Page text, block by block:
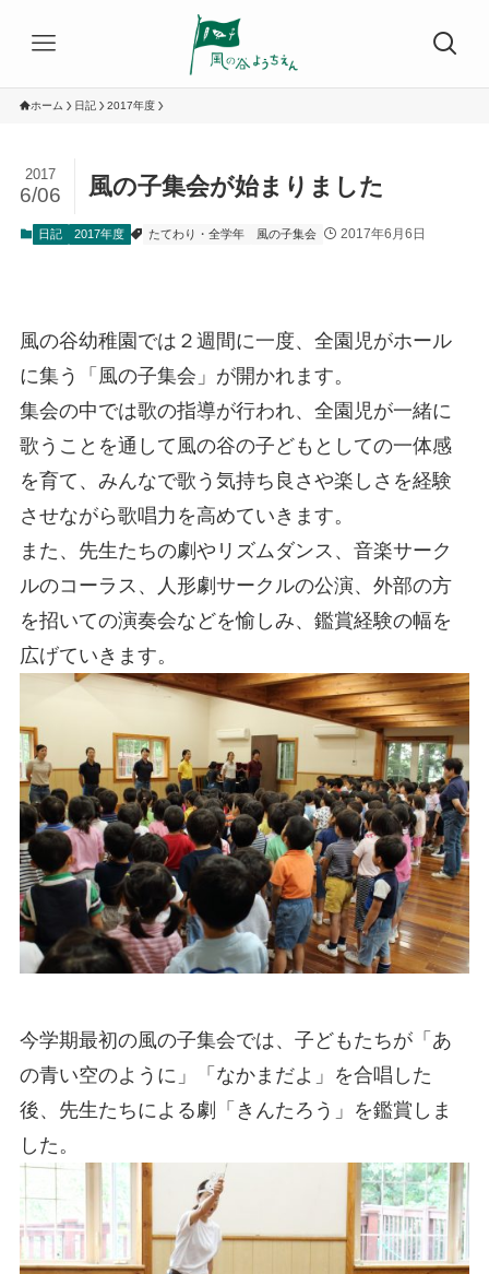
ホーム 日記 2017年度
風の子集会が始まりました
2017
6/06
日記 2017年度 たてわり・全学年 風の子集会 2017年6月6日
風の谷幼稚園では２週間に一度、全園児がホール
に集う「風の子集会」が開かれます。
集会の中では歌の指導が行われ、全園児が一緒に
歌うことを通して風の谷の子どもとしての一体感
を育て、みんなで歌う気持ち良さや楽しさを経験
させながら歌唱力を高めていきます。
また、先生たちの劇やリズムダンス、音楽サーク
ルのコーラス、人形劇サークルの公演、外部の方
を招いての演奏会などを愉しみ、鑑賞経験の幅を
広げていきます。
今学期最初の風の子集会では、子どもたちが「あ
の青い空のように」「なかまだよ」を合唱した
後、先生たちによる劇「きんたろう」を鑑賞しま
した。